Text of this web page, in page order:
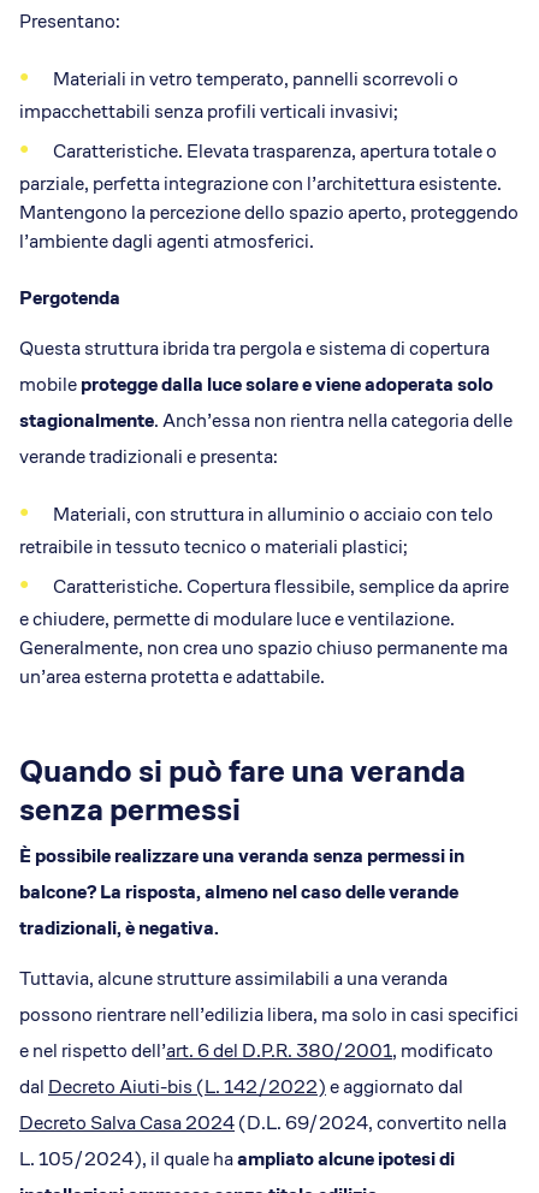
Presentano:
Materiali in vetro temperato, pannelli scorrevoli o
impacchettabili senza profili verticali invasivi;
Caratteristiche. Elevata trasparenza, apertura totale o
parziale, perfetta integrazione con l’architettura esistente.
Mantengono la percezione dello spazio aperto, proteggendo
l’ambiente dagli agenti atmosferici.
Pergotenda
Questa struttura ibrida tra pergola e sistema di copertura
mobileprotegge dalla luce solare e viene adoperata solo
stagionalmente. Anch’essa non rientra nella categoria delle
verande tradizionali e presenta:
Materiali, con struttura in alluminio o acciaio con telo
retraibile in tessuto tecnico o materiali plastici;
Caratteristiche. Copertura flessibile, semplice da aprire
e chiudere, permette di modulare luce e ventilazione.
Generalmente, non crea uno spazio chiuso permanente ma
un’area esterna protetta e adattabile.
Quando si può fare una veranda
senza permessi
È possibile realizzare una veranda senza permessi in
balcone? La risposta, almeno nel caso delle verande
tradizionali, è negativa.
Tuttavia, alcune strutture assimilabili a una veranda
possono rientrare nell’edilizia libera, ma solo in casi specifici
e nel rispetto dell’art. 6 del D.P.R. 380/2001, modificato
dal Decreto Aiuti-bis (L. 142/2022)e aggiornato dal
Decreto Salva Casa 2024(D.L. 69/2024, convertito nella
L. 105/2024), il quale haampliato alcune ipotesi di